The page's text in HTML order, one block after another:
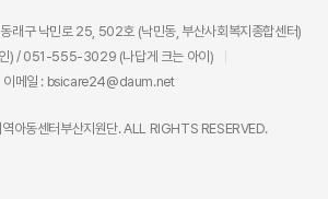
래구 낙민로 25, 502호 (낙민동, 부산사회복지종합센터)
) / 051-555-3029 (나답게 크는 아이)
이메일 : bsicare24@daum.net
아동센터부산지원단. ALL RIGHTS RESERVED.